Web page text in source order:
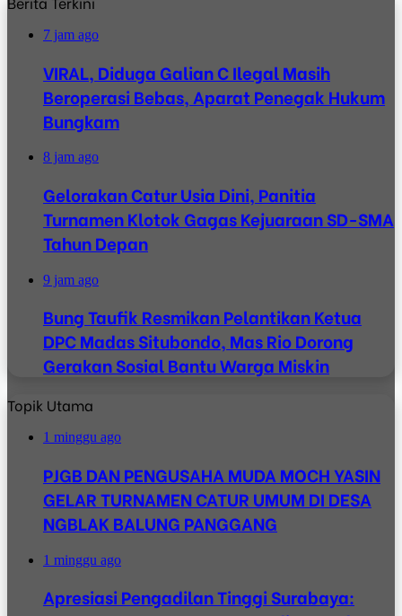
7 jam ago
VIRAL, Diduga Galian C Ilegal Masih
Beroperasi Bebas, Aparat Penegak Hukum
Bungkam
8 jam ago
Gelorakan Catur Usia Dini, Panitia
Turnamen Klotok Gagas Kejuaraan SD-SMA
Tahun Depan
9 jam ago
Bung Taufik Resmikan Pelantikan Ketua
DPC Madas Situbondo, Mas Rio Dorong
Gerakan Sosial Bantu Warga Miskin
Topik Utama
1 minggu ago
PJGB DAN PENGUSAHA MUDA MOCH YASIN
GELAR TURNAMEN CATUR UMUM DI DESA
NGBLAK BALUNG PANGGANG
1 minggu ago
Apresiasi Pengadilan Tinggi Surabaya: